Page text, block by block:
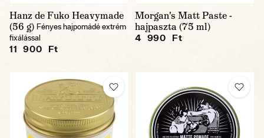
Hanz de Fuko Heavymade
(56 g) Fényes hajpomádé extrém
fixálással
11 900 Ft
Morgan's Matt Paste -
hajpaszta (75 ml)
4 990 Ft